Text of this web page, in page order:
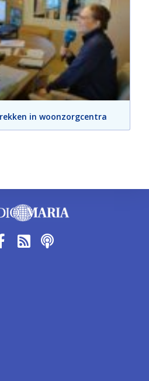
in woonzorgcentra